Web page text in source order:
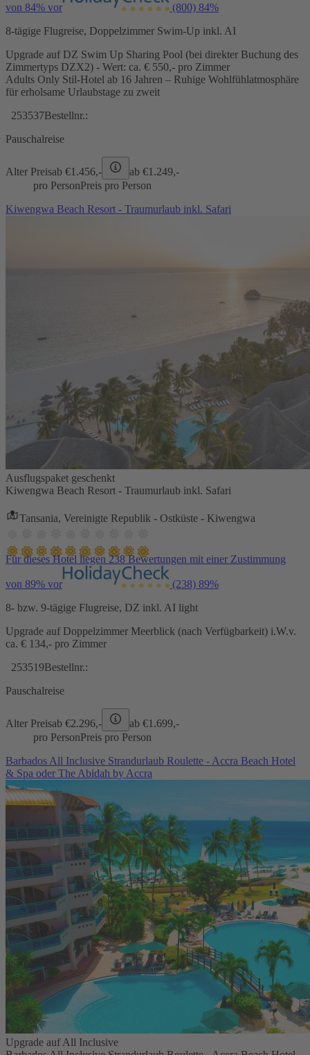
von 84% vor (800) 84%
8-tägige Flugreise, Doppelzimmer Swim-Up inkl. AI
Upgrade auf DZ Swim Up Sharing Pool (bei direkter Buchung des
Zimmertyps DZX2) - Wert: ca. € 550,- pro Zimmer
Adults Only Stil-Hotel ab 16 Jahren – Ruhige Wohlfühlatmosphäre
für erholsame Urlaubstage zu zweit
253537Bestellnr.:
Pauschalreise
Alter Preisab €1.456,- ab €1.249,-
pro PersonPreis pro Person
Kiwengwa Beach Resort - Traumurlaub inkl. Safari
Ausflugspaket geschenkt
Kiwengwa Beach Resort - Traumurlaub inkl. Safari
Tansania, Vereinigte Republik - Ostküste - Kiwengwa
Für dieses Hotel liegen 238 Bewertungen mit einer Zustimmung
von 89% vor (238) 89%
8- bzw. 9-tägige Flugreise, DZ inkl. AI light
Upgrade auf Doppelzimmer Meerblick (nach Verfügbarkeit) i.W.v.
ca. € 134,- pro Zimmer
253519Bestellnr.:
Pauschalreise
Alter Preisab €2.296,- ab €1.699,-
pro PersonPreis pro Person
Barbados All Inclusive Strandurlaub Roulette - Accra Beach Hotel
& Spa oder The Abidah by Accra
Upgrade auf All Inclusive